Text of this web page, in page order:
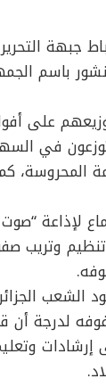
جبهة
وهي عبارة عن
على
في
“صوت
تنظيم
الشعب
لدرجة أن